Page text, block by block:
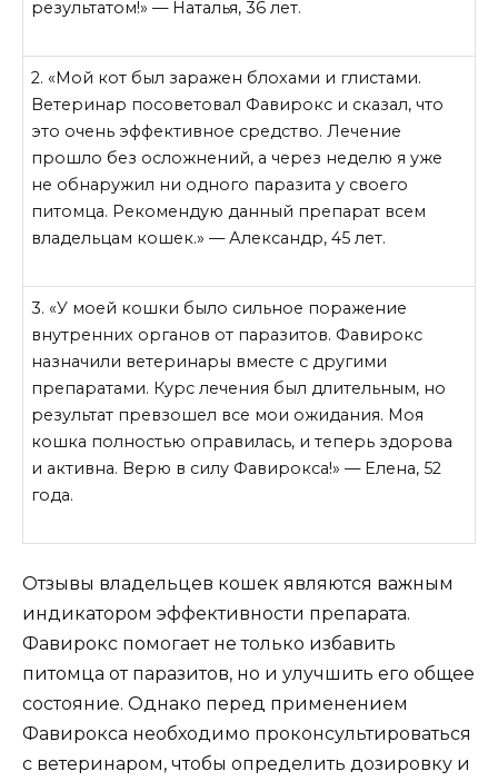
результатом!» — Наталья, 36 лет.
2. «Мой кот был заражен блохами и глистами.
Ветеринар посоветовал Фавирокс и сказал, что
это очень эффективное средство. Лечение
прошло без осложнений, а через неделю я уже
не обнаружил ни одного паразита у своего
питомца. Рекомендую данный препарат всем
владельцам кошек.» — Александр, 45 лет.
3. «У моей кошки было сильное поражение
внутренних органов от паразитов. Фавирокс
назначили ветеринары вместе с другими
препаратами. Курс лечения был длительным, но
результат превзошел все мои ожидания. Моя
кошка полностью оправилась, и теперь здорова
и активна. Верю в силу Фавирокса!» — Елена, 52
года.
Отзывы владельцев кошек являются важным
индикатором эффективности препарата.
Фавирокс помогает не только избавить
питомца от паразитов, но и улучшить его общее
состояние. Однако перед применением
Фавирокса необходимо проконсультироваться
с ветеринаром, чтобы определить дозировку и